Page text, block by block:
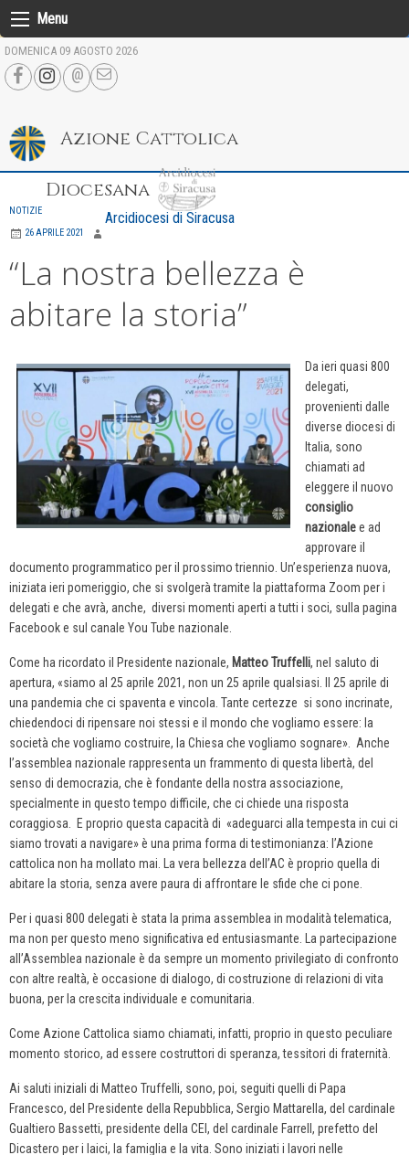
Skip
to
content
Menu
DOMENICA 09 AGOSTO 2026
Azione Cattolica
Diocesana
Arcidiocesi di Siracusa
NOTIZIE
26 APRILE 2021
“La nostra bellezza è
abitare la storia”
Da ieri quasi 800
delegati,
provenienti dalle
diverse diocesi di
Italia, sono
chiamati ad
eleggere il nuovo
consiglio
nazionalee ad
approvare il
documento programmatico per il prossimo triennio. Un’esperienza nuova,
iniziata ieri pomeriggio, che si svolgerà tramite la piattaforma Zoom per i
delegati e che avrà, anche, diversi momenti aperti a tutti i soci, sulla pagina
Facebook e sul canale You Tube nazionale.
Come ha ricordato il Presidente nazionale, Matteo Truffelli, nel saluto di
apertura, «siamo al 25 aprile 2021, non un 25 aprile qualsiasi. Il 25 aprile di
una pandemia che ci spaventa e vincola. Tante certezze si sono incrinate,
chiedendoci di ripensare noi stessi e il mondo che vogliamo essere: la
società che vogliamo costruire, la Chiesa che vogliamo sognare». Anche
l’assemblea nazionale rappresenta un frammento di questa libertà, del
senso di democrazia, che è fondante della nostra associazione,
specialmente in questo tempo difficile, che ci chiede una risposta
coraggiosa. E proprio questa capacità di «adeguarci alla tempesta in cui ci
siamo trovati a navigare» è una prima forma di testimonianza: l’Azione
cattolica non ha mollato mai. La vera bellezza dell’AC è proprio quella di
abitare la storia, senza avere paura di affrontare le sfide che ci pone.
Per i quasi 800 delegati è stata la prima assemblea in modalità telematica,
ma non per questo meno significativa ed entusiasmante. La partecipazione
all’Assemblea nazionale è da sempre un momento privilegiato di confronto
con altre realtà, è occasione di dialogo, di costruzione di relazioni di vita
buona, per la crescita individuale e comunitaria.
Come Azione Cattolica siamo chiamati, infatti, proprio in questo peculiare
momento storico, ad essere costruttori di speranza, tessitori di fraternità.
Ai saluti iniziali di Matteo Truffelli, sono, poi, seguiti quelli di Papa
Francesco, del Presidente della Repubblica, Sergio Mattarella, del cardinale
Gualtiero Bassetti, presidente della CEI, del cardinale Farrell, prefetto del
Dicastero per i laici, la famiglia e la vita. Sono iniziati i lavori nelle